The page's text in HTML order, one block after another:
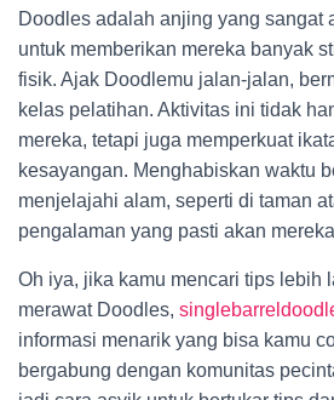
Doodles adalah anjing yang sangat
untuk memberikan mereka banyak
fisik. Ajak Doodlemu jalan-jalan,
kelas pelatihan. Aktivitas ini tidak
mereka, tetapi juga memperkuat
kesayangan. Menghabiskan waktu
menjelajahi alam, seperti di taman
pengalaman yang pasti akan
Oh iya, jika kamu mencari tips lebih
merawat Doodles,
informasi menarik yang bisa kamu
bergabung dengan komunitas